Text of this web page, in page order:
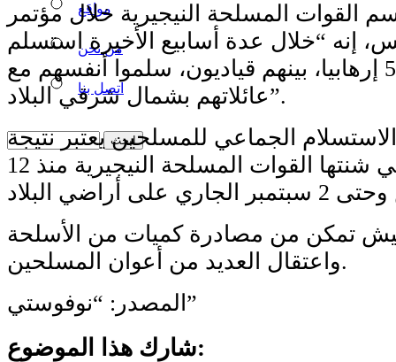
مواقع
من نحن
اتصل بنا
القوات المسلحة النيجيرية خلال مؤتمر
إنه “خلال عدة أسابيع الأخيرة استسلم
أكثر من 5890 إرهابيا، بينهم قياديون، سلموا أنفسهم مع
عائلاتهم بشمال شرقي البلاد”.
الجماعي للمسلحين يعتبر نتيجة
للعمليات التي شنتها القوات المسلحة النيجيرية منذ 12
تمكن من مصادرة كميات من الأسلحة
واعتقال العديد من أعوان المسلحين.
المصدر: “نوفوستي”
شارك هذا الموضوع: